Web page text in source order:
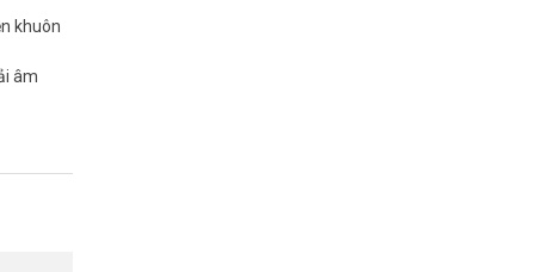
còn
khuôn
âm